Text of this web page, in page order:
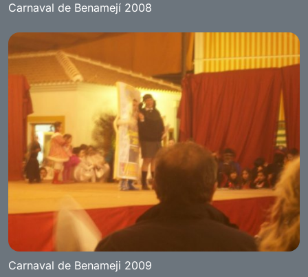
Carnaval de Benamejí 2008
Carnaval de Benameji 2009